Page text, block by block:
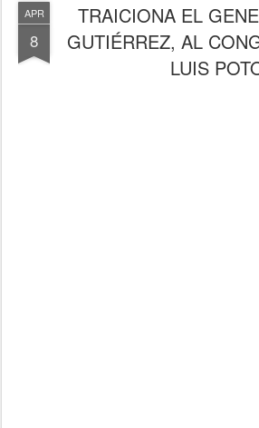
APR
8
TRAICIONA EL
GUTIÉRREZ, AL
LUIS